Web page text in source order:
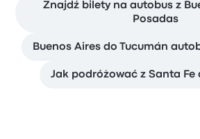
Znajdź bilety na autobus z
Posadas
Buenos Aires do Tucumán
Jak podróżować z Santa Fe